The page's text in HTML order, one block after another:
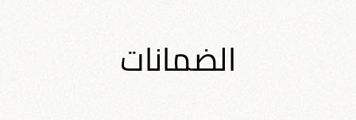
الضمانات